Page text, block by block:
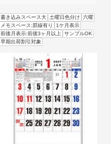
書き込みスペース大 土曜日色分け
六曜
メモスペース:罫線有り
1ケ月表示
前後月表示:前後3ヶ月以上 サンプルOK
早期出荷割引対象